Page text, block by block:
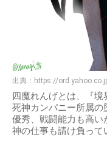
出典： https://
四魔れんげとは、『境
死神カンパニー所属
優秀、戦闘能力も高
神の仕事も請け負って